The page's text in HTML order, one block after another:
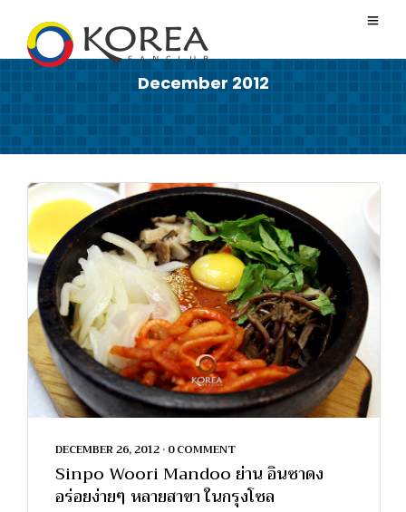
December 2012
DECEMBER 26, 2012 • 0 COMMENT
Sinpo Woori Mandoo ย่าน อินซาดง
อร่อยง่ายๆ หลายสาขา ในกรุงโซล